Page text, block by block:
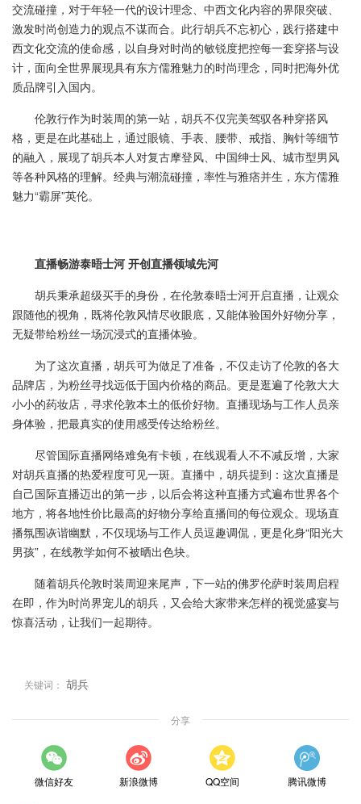
交流碰撞，对于年轻一代的设计理念、中西文化内容的界限突破、
激发时尚创造力的观点不谋而合。此行胡兵不忘初心，践行搭建中
西文化交流的使命感，以自身对时尚的敏锐度把控每一套穿搭与设
计，面向全世界展现具有东方儒雅魅力的时尚理念，同时把海外优
质品牌引入国内。
伦敦行作为时装周的第一站，胡兵不仅完美驾驭各种穿搭风
格，更是在此基础上，通过眼镜、手表、腰带、戒指、胸针等细节
的融入，展现了胡兵本人对复古摩登风、中国绅士风、城市型男风
等各种风格的理解。经典与潮流碰撞，率性与雅痞并生，东方儒雅
魅力“霸屏”英伦。
直播畅游泰晤士河 开创直播领域先河
胡兵秉承超级买手的身份，在伦敦泰晤士河开启直播，让观众
跟随他的视角，既将伦敦风情尽收眼底，又能体验国外好物分享，
无疑带给粉丝一场沉浸式的直播体验。
为了这次直播，胡兵可为做足了准备，不仅走访了伦敦的各大
品牌店，为粉丝寻找远低于国内价格的商品。更是逛遍了伦敦大大
小小的药妆店，寻求伦敦本土的低价好物。直播现场与工作人员亲
身体验，把最真实的使用感受传达给粉丝。
尽管国际直播网络难免有卡顿，在线观看人不不减反增，大家
对胡兵直播的热爱程度可见一斑。直播中，胡兵提到：这次直播是
自己国际直播迈出的第一步，以后会将这种直播方式遍布世界各个
地方，将各地性价比最高的好物分享给直播间的每位观众。现场直
播氛围诙谐幽默，不仅现场与工作人员逗趣调侃，更是化身“阳光大
男孩”，在线教学如何不被晒出色块。
随着胡兵伦敦时装周迎来尾声，下一站的佛罗伦萨时装周启程
在即，作为时尚界宠儿的胡兵，又会给大家带来怎样的视觉盛宴与
惊喜活动，让我们一起期待。
关键词： 胡兵
分享
微信好友 新浪微博 QQ空间 腾讯微博